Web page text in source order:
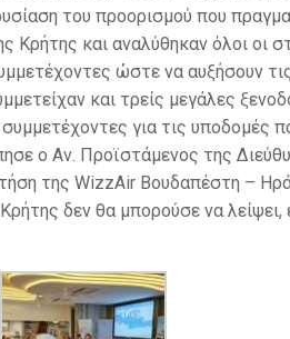
του προορισμού που
Κρήτης και αναλύθηκαν όλοι οι
ώστε να αυξήσουν
και τρείς μεγάλες
για τις υποδομές
ο Αν. Προϊστάμενος της
της WizzAir Βουδαπέστη –
δεν θα μπορούσε να